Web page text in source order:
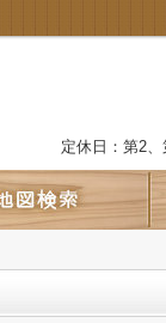
定休日：第2